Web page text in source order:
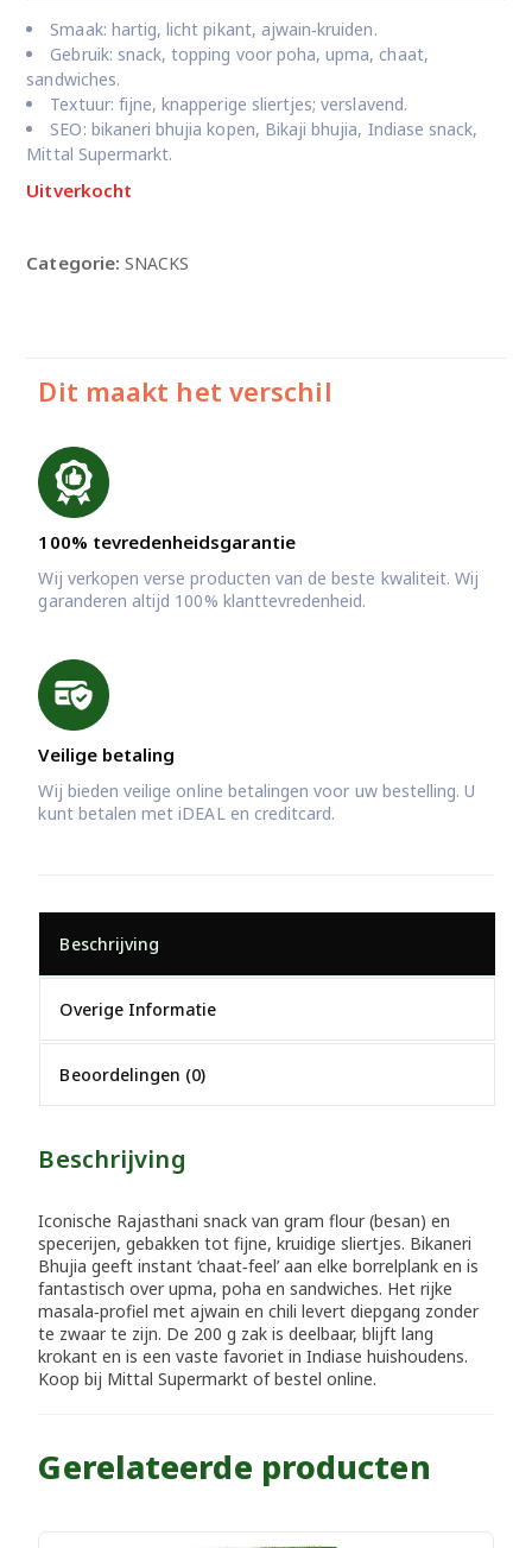
was:
€ 2,99.
is:
€ 2,15.
Smaak: hartig, licht pikant, ajwain‑kruiden.
Gebruik: snack, topping voor poha, upma, chaat,
sandwiches.
Textuur: fijne, knapperige sliertjes; verslavend.
SEO: bikaneri bhujia kopen, Bikaji bhujia, Indiase snack,
Mittal Supermarkt.
Uitverkocht
Categorie: SNACKS
Dit maakt het verschil
100% tevredenheidsgarantie
Wij verkopen verse producten van de beste kwaliteit. Wij
garanderen altijd 100% klanttevredenheid.
Veilige betaling
Wij bieden veilige online betalingen voor uw bestelling. U
kunt betalen met iDEAL en creditcard.
Beschrijving
Overige Informatie
Beoordelingen (0)
Beschrijving
Iconische Rajasthani snack van gram flour (besan) en
specerijen, gebakken tot fijne, kruidige sliertjes. Bikaneri
Bhujia geeft instant ‘chaat‑feel’ aan elke borrelplank en is
fantastisch over upma, poha en sandwiches. Het rijke
masala‑profiel met ajwain en chili levert diepgang zonder
te zwaar te zijn. De 200 g zak is deelbaar, blijft lang
krokant en is een vaste favoriet in Indiase huishoudens.
Koop bij Mittal Supermarkt of bestel online.
Gerelateerde producten